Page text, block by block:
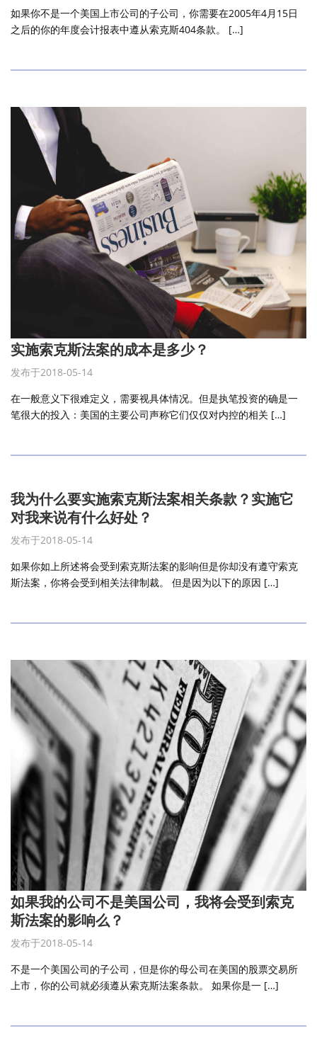
如果你不是一个美国上市公司的子公司，你需要在2005年4月15日
之后的你的年度会计报表中遵从索克斯404条款。 […]
实施索克斯法案的成本是多少？
发布于2018-05-14
在一般意义下很难定义，需要视具体情况。但是执笔投资的确是一
笔很大的投入：美国的主要公司声称它们仅仅对内控的相关 […]
我为什么要实施索克斯法案相关条款？实施它
对我来说有什么好处？
发布于2018-05-14
如果你如上所述将会受到索克斯法案的影响但是你却没有遵守索克
斯法案，你将会受到相关法律制裁。 但是因为以下的原因 […]
如果我的公司不是美国公司，我将会受到索克
斯法案的影响么？
发布于2018-05-14
不是一个美国公司的子公司，但是你的母公司在美国的股票交易所
上市，你的公司就必须遵从索克斯法案条款。 如果你是一 […]